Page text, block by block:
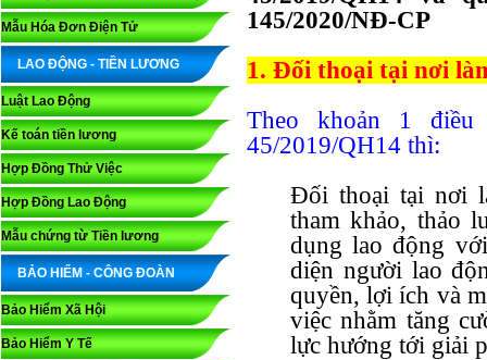
Mẫu Hóa Đơn Điện Tử
LAO ĐỘNG - TIỀN LƯƠNG
Luật Lao Động
Kế toán tiền lương
Hợp Đồng Thử Việc
Hợp Đồng Lao Động
Mẫu chứng từ Tiền lương
BẢO HIỂM - CÔNG ĐOÀN
Bảo Hiểm Xã Hội
Bảo Hiểm Y Tế
145/2020/NĐ-CP
1. Đối thoại tại nơi
Theo khoản 1
45/2019/QH14 thì:
Đối thoại tại nơi
tham khảo, thảo
dụng lao động
diện người lao
quyền, lợi ích và
việc nhằm tăng
lực hướng tới giải